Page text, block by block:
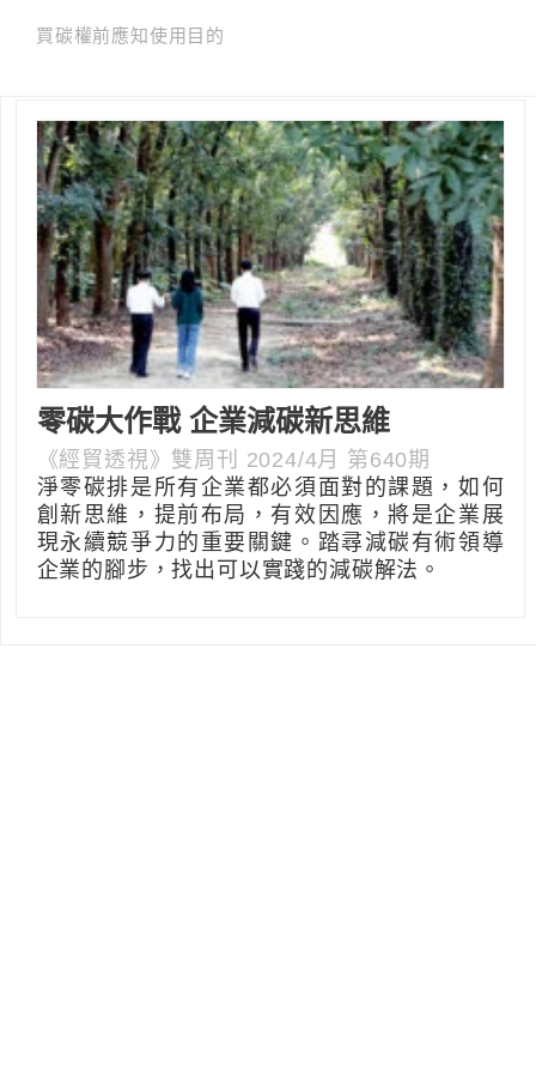
買碳權前應知使用目的
零碳大作戰 企業減碳新思維
《經貿透視》雙周刊 2024/4月 第640期
淨零碳排是所有企業都必須面對的課題，如何
創新思維，提前布局，有效因應，將是企業展
現永續競爭力的重要關鍵。踏尋減碳有術領導
企業的腳步，找出可以實踐的減碳解法。